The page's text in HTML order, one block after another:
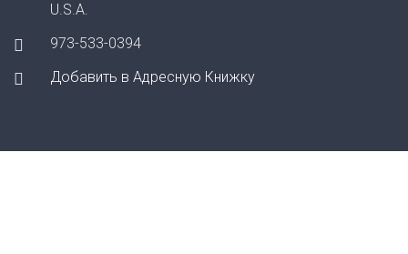
U.S.A.
973-533-0394
Добавить в Адресную Книжку